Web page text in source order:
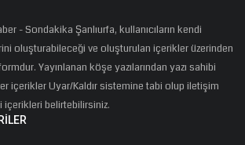
- Sondakika Şanlıurfa, kullanıcıların kendi
oluşturabileceği ve oluşturulan içerikler üzerinden
Yayınlanan köşe yazılarından yazı sahibi
içerikler Uyar/Kaldır sistemine tabi olup iletişim
içerikleri belirtebilirsiniz.